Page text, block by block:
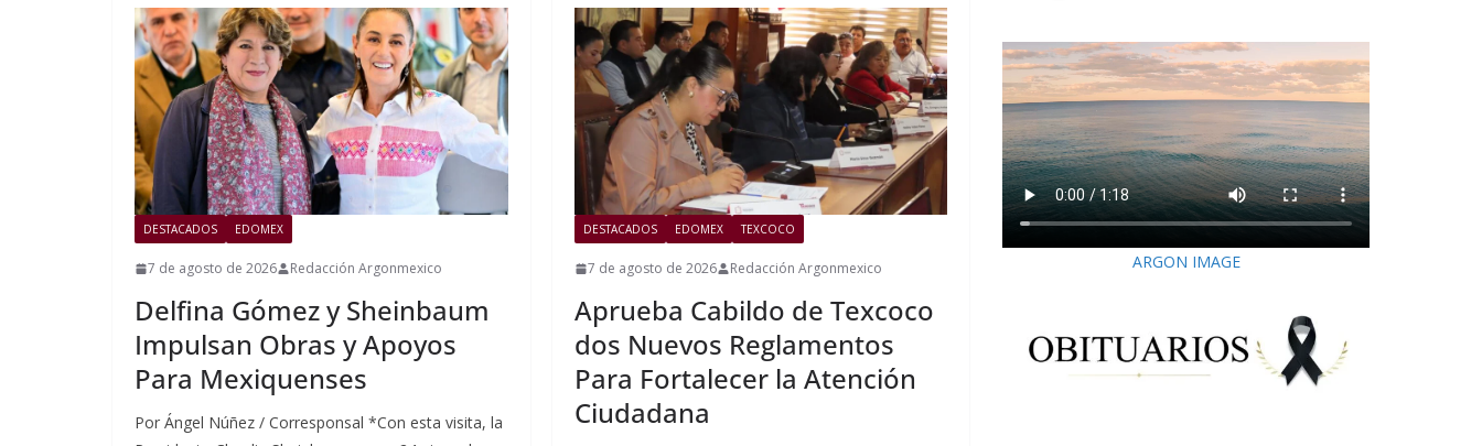
DESTACADOS EDOMEX
7 de agosto de 2026 Redacción Argonmexico
Delfina Gómez y Sheinbaum
Impulsan Obras y Apoyos
Para Mexiquenses
Por Ángel Núñez / Corresponsal *Con esta visita, la
DESTACADOS EDOMEX TEXCOCO
7 de agosto de 2026 Redacción Argonmexico
Aprueba Cabildo de Texcoco
dos Nuevos Reglamentos
Para Fortalecer la Atención
Ciudadana
ARGON IMAGE